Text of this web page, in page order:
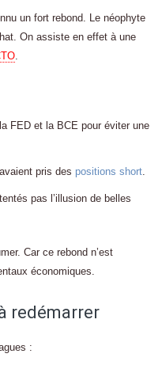
un fort rebond. Le néophyte
On assiste en effet à une
.
FED et la BCE pour éviter une
pris des positions short.
tentés pas l’illusion de belles
Car ce rebond n’est
économiques.
redémarrer
: